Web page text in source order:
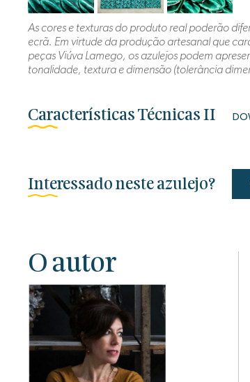
As cores e texturas do produto real poderão
ecrã. Em virtude da produção artesanal que
peças Viúva Lamego, os azulejos podem
tonalidade, textura e dimensão (tolerância
Características Técnicas II
Interessado neste azulejo?
O autor